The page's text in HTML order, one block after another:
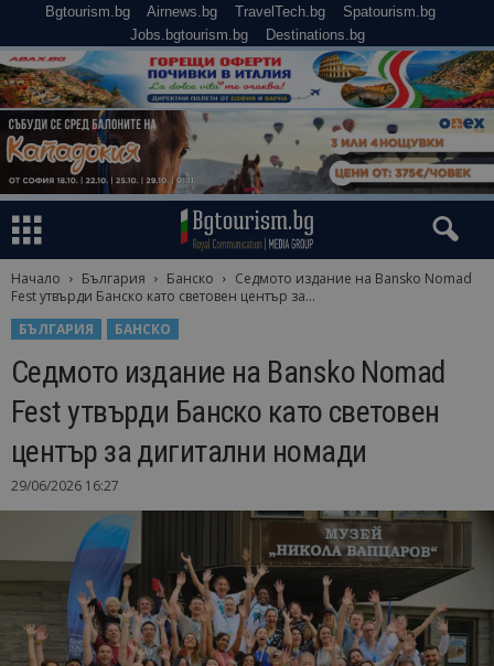
Bgtourism.bg Airnews.bg TravelTech.bg
Spatourism.bg
Jobs.bgtourism.bg
Destinations.bg
Начало България Банско
Седмото издание на Bansko Nomad
Fest утвърди Банско като световен център за...
БЪЛГАРИЯ
БАНСКО
Седмото издание на Bansko Nomad
Fest утвърди Банско като световен
център за дигитални номади
29/06/2026 16:27